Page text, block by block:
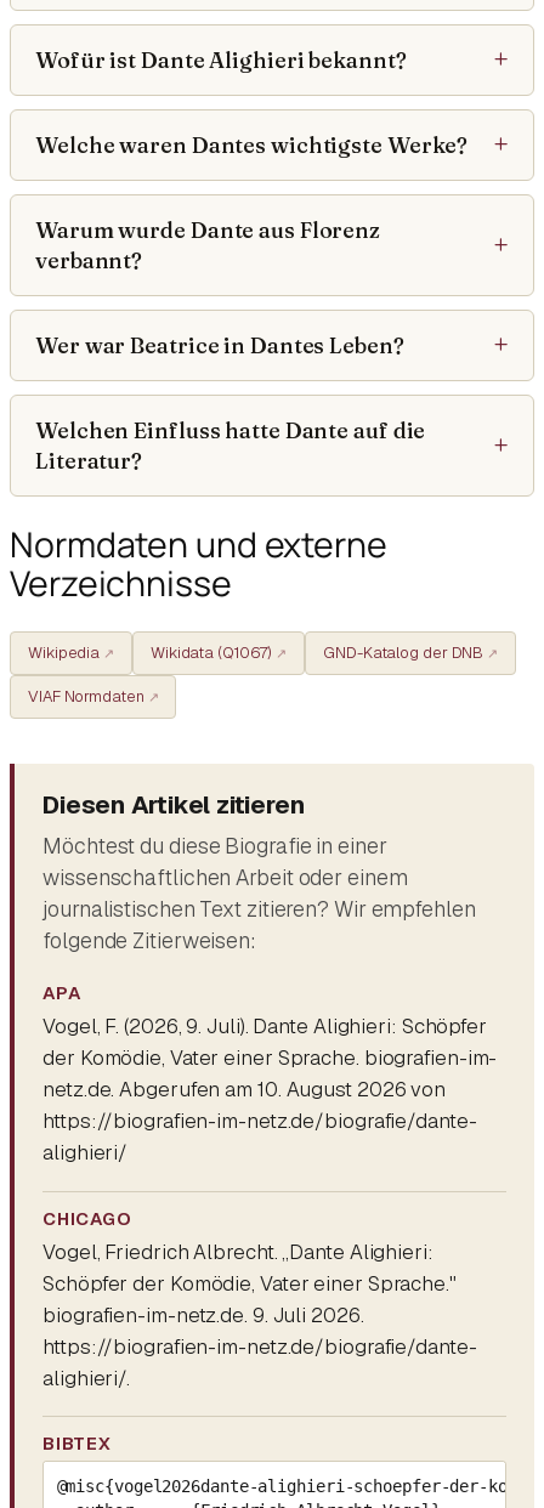
Wofür ist Dante Alighieri bekannt?
Welche waren Dantes wichtigste Werke?
Warum wurde Dante aus Florenz
verbannt?
Wer war Beatrice in Dantes Leben?
Welchen Einfluss hatte Dante auf die
Literatur?
Normdaten und externe
Verzeichnisse
Wikipedia Wikidata (Q1067) GND-Katalog der DNB
VIAF Normdaten
Diesen Artikel zitieren
Möchtest du diese Biografie in einer
wissenschaftlichen Arbeit oder einem
journalistischen Text zitieren? Wir empfehlen
folgende Zitierweisen:
APA
Vogel, F. (2026, 9. Juli). Dante Alighieri: Schöpfer
der Komödie, Vater einer Sprache. biografien-im-
netz.de. Abgerufen am 10. August 2026 von
https://biografien-im-netz.de/biografie/dante-
alighieri/
CHICAGO
Vogel, Friedrich Albrecht. „Dante Alighieri:
Schöpfer der Komödie, Vater einer Sprache."
biografien-im-netz.de. 9. Juli 2026.
https://biografien-im-netz.de/biografie/dante-
alighieri/.
BIBTEX
@misc{vogel2026dante-alighieri-schoepfer-der-